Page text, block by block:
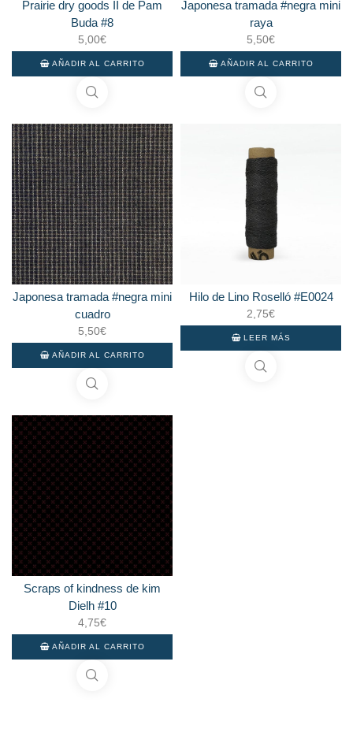
Prairie dry goods II de Pam
Buda #8
5,00€
AÑADIR AL CARRITO
Japonesa tramada #negra mini
raya
5,50€
AÑADIR AL CARRITO
Japonesa tramada #negra mini
cuadro
5,50€
AÑADIR AL CARRITO
Hilo de Lino Roselló #E0024
2,75€
LEER MÁS
Scraps of kindness de kim
Dielh #10
4,75€
AÑADIR AL CARRITO